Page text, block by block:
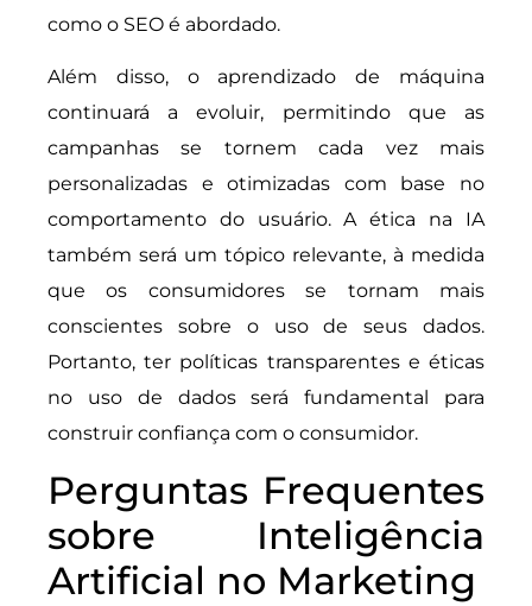
como o SEO é abordado.
Além disso, o aprendizado de máquina
continuará a evoluir, permitindo que as
campanhas se tornem cada vez mais
personalizadas e otimizadas com base no
comportamento do usuário. A ética na IA
também será um tópico relevante, à medida
que os consumidores se tornam mais
conscientes sobre o uso de seus dados.
Portanto, ter políticas transparentes e éticas
no uso de dados será fundamental para
construir confiança com o consumidor.
Perguntas Frequentes
sobre Inteligência
Artificial no Marketing